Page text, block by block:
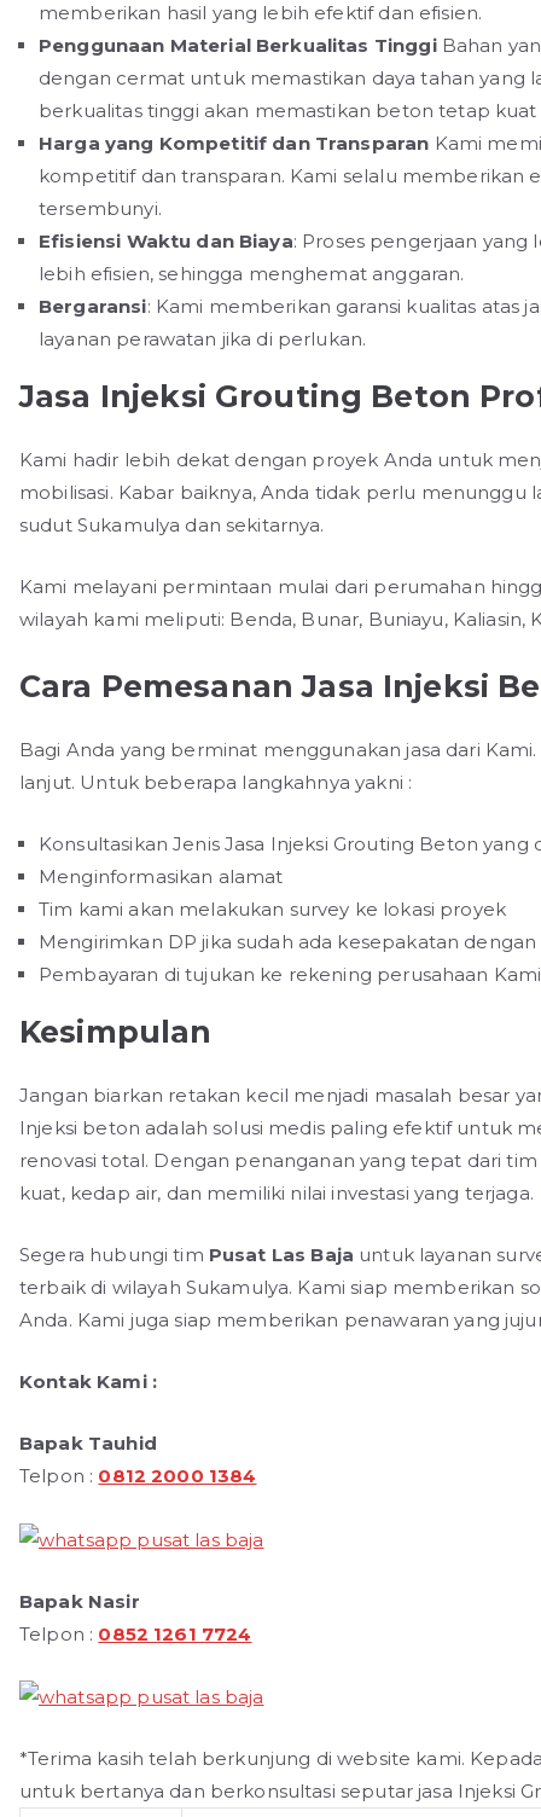
memberikan hasil yang lebih efektif dan efisien.
Penggunaan Material Berkualitas Tinggi Bahan
dengan cermat untuk memastikan daya tahan yang
berkualitas tinggi akan memastikan beton tetap
Harga yang Kompetitif dan Transparan Kami
kompetitif dan transparan. Kami selalu memberikan
tersembunyi.
Efisiensi Waktu dan Biaya: Proses pengerjaan
lebih efisien, sehingga menghemat anggaran.
Bergaransi: Kami memberikan garansi kualitas atas
layanan perawatan jika di perlukan.
Jasa Injeksi Grouting Beton
Kami hadir lebih dekat dengan proyek Anda untuk
mobilisasi. Kabar baiknya, Anda tidak perlu
sudut Sukamulya dan sekitarnya.
Kami melayani permintaan mulai dari perumahan
wilayah kami meliputi: Benda, Bunar, Buniayu, Kaliasin,
Cara Pemesanan Jasa Injeksi
Bagi Anda yang berminat menggunakan jasa dari
lanjut. Untuk beberapa langkahnya yakni :
Konsultasikan Jenis Jasa Injeksi Grouting Beton yang
Menginformasikan alamat
Tim kami akan melakukan survey ke lokasi proyek
Mengirimkan DP jika sudah ada kesepakatan
Pembayaran di tujukan ke rekening perusahaan Kami
Kesimpulan
Jangan biarkan retakan kecil menjadi masalah besar
Injeksi beton adalah solusi medis paling efektif untuk
renovasi total. Dengan penanganan yang tepat dari
kuat, kedap air, dan memiliki nilai investasi yang terjaga.
Segera hubungi tim Pusat Las Baja untuk layanan
terbaik di wilayah Sukamulya. Kami siap memberikan
Anda. Kami juga siap memberikan penawaran yang
Kontak Kami :
Bapak Tauhid
Telpon : 0812 2000 1384
Bapak Nasir
Telpon : 0852 1261 7724
*Terima kasih telah berkunjung di website kami.
untuk bertanya dan berkonsultasi seputar jasa Injeksi